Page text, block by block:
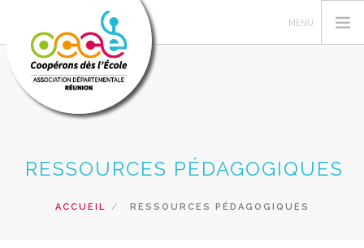
OCCE REUNION
RESSOURCES PÉDAGOGIQUES
ACCUEIL RESSOURCES PÉDAGOGIQUES